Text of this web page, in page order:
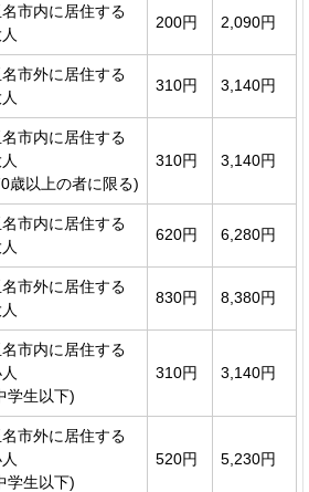
名市内に居住する
200円 2,090円
名市外に居住する
310円 3,140円
名市内に居住する
歳以上の者に限る)
310円 3,140円
名市内に居住する
620円 6,280円
名市外に居住する
830円 8,380円
名市内に居住する
学生以下)
310円 3,140円
名市外に居住する
学生以下)
520円 5,230円